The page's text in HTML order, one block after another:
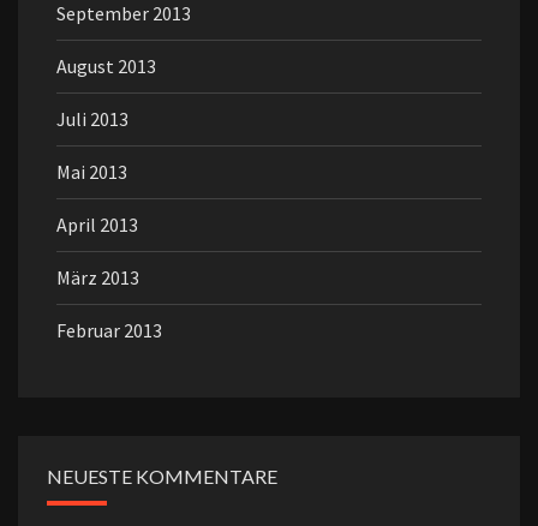
September 2013
August 2013
Juli 2013
Mai 2013
April 2013
März 2013
Februar 2013
NEUESTE KOMMENTARE